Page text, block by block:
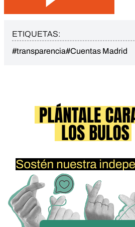
ETIQUETAS:
#transparencia#Cuentas Madrid